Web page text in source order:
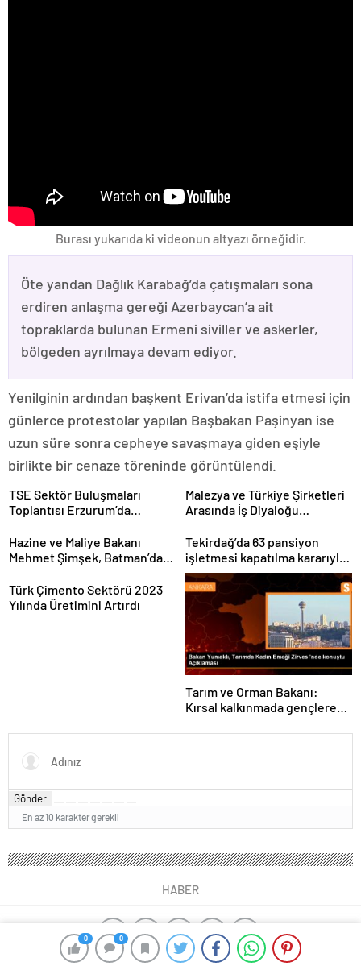
0 0
Burası yukarıda ki videonun altyazı örneğidir.
Öte yandan Dağlık Karabağ’da çatışmaları sona
erdiren anlaşma gereği Azerbaycan’a ait
topraklarda bulunan Ermeni siviller ve askerler,
bölgeden ayrılmaya devam ediyor.
Yenilginin ardından başkent Erivan’da istifa etmesi için
günlerce protestolar yapılan Başbakan Paşinyan ise
uzun süre sonra cepheye savaşmaya giden eşiyle
birlikte bir cenaze töreninde görüntülendi.
TSE Sektör Buluşmaları
Toplantısı Erzurum’da
Malezya ve Türkiye Şirketleri
Arasında İş Diyaloğu
Hazine ve Maliye Bakanı
Mehmet Şimşek, Batman’da
yapacak bir fabrikanın
açılışını gerçekleştirdi
Tekirdağ’da 63 pansiyon
işletmesi kapatılma kararıyla
karşı karşıya
Türk Çimento Sektörü 2023
Yılında Üretimini Artırdı
Tarım ve Orman Bakanı:
Kırsal kalkınmada gençlere
yapıyoruz
Gönder
En az 10 karakter gerekli
HABER